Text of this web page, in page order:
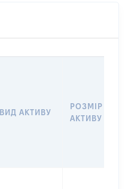
ВИД АКТИВУ
РОЗМІР
АКТИВУ